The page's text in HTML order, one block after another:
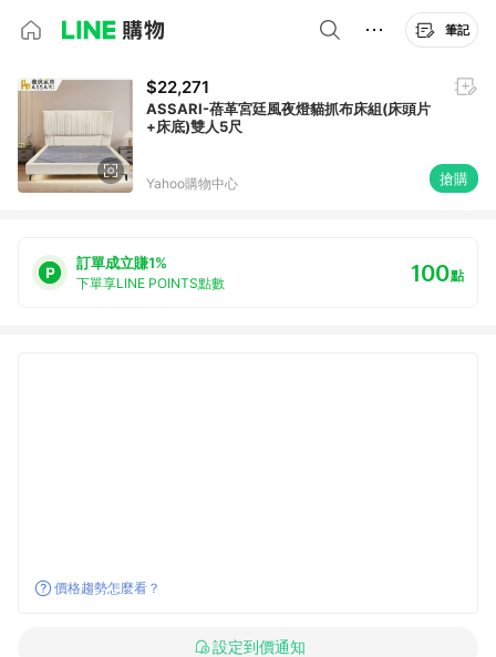
筆記
$22,271
ASSARI-蓓革宮廷風夜燈貓抓布床組(床頭片
+床底)雙人5尺
Yahoo購物中心 搶購
訂單成立賺1%
下單享LINE POINTS點數 100點
價格趨勢怎麼看？
設定到價通知